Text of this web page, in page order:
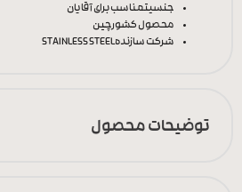
جنسیتمناسب برای آقایان
محصول کشورچین
شرکت سازندهSTAINLESS STEEL
توضیحات محصول